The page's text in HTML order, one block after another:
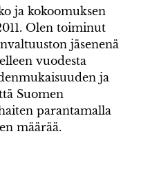
ja kokoomuksen
Olen toiminut
jäsenenä
vuodesta
ja
Suomen
parantamalla
määrää.